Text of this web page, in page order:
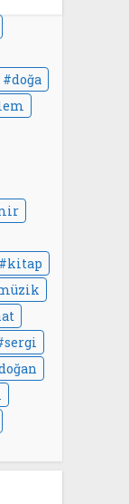
doğa
kitap
sergi